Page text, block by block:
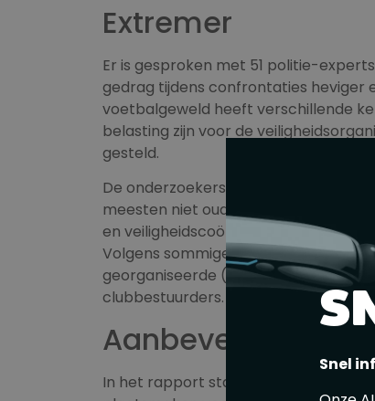
Extremer
Er is gesproken met 51 politie-
gedrag tijdens confrontaties heviger
voetbalgeweld heeft verschillende
belasting zijn voor de
gesteld.
De onderzoekers signaleren dat er
meesten niet ouder dan 25 jaar.
en veiligheidscoördinatoren, “ook
Volgens sommige ondervraagden is
georganiseerde (ondermijnende)
clubbestuurders.
Aanbevelingen
In het rapport staan ook
Snel